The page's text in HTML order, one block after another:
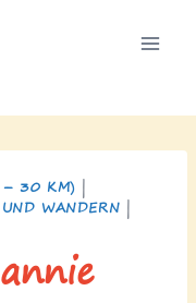
– 30 KM) |
WANDERN |